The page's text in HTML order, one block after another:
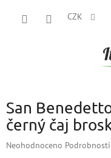
CZK
San
černý čaj
Průměrné
Neohodnoceno